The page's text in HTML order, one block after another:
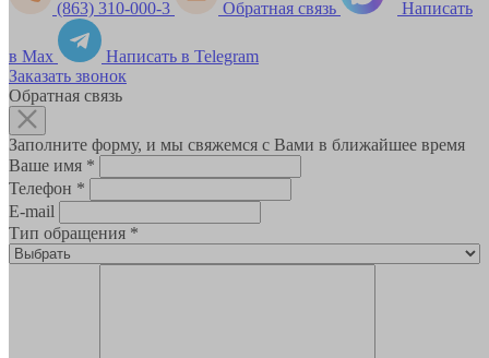
(863) 310-000-3 Обратная связь Написать
в Max
Написать в Telegram
Заказать звонок
Обратная связь
Заполните форму, и мы свяжемся с Вами в ближайшее время
Ваше имя *
Телефон *
E-mail
Тип обращения *